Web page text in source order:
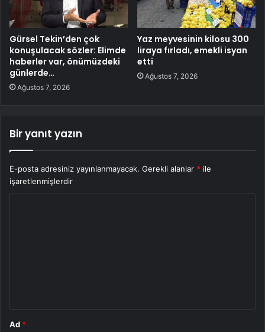
Gürsel Tekin’den çok
konuşulacak sözler: Elimde
haberler var, önümüzdeki
günlerde…
Ağustos 7, 2026
Yaz meyvesinin kilosu 300
liraya fırladı, emekli isyan
etti
Ağustos 7, 2026
Bir yanıt yazın
E-posta adresiniz yayınlanmayacak. Gerekli alanlar * ile
işaretlenmişlerdir
Ad *